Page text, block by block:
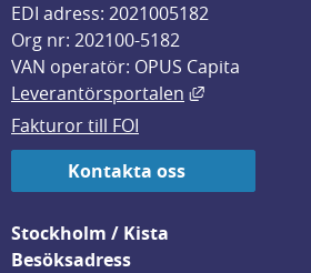
EDI adress: 2021005182
Org nr: 202100-5182
VAN operatör: OPUS Capita
Leverantörsportalen
Länk till
Fakturor till FOI
Kontakta oss
Stockholm / Kista
Besöksadress